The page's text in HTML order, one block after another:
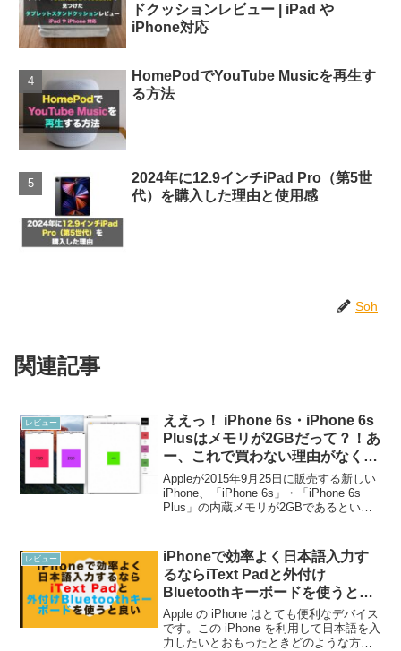
ドクッションレビュー | iPad や
iPhone対応
HomePodでYouTube Musicを再生す
る方法
2024年に12.9インチiPad Pro（第5世
代）を購入した理由と使用感
Soh
関連記事
レビュー
ええっ！ iPhone 6s・iPhone 6s
Plusはメモリが2GBだって？！あ
ー、これで買わない理由がなくな
ったわ
Appleが2015年9月25日に販売する新しい
iPhone、「iPhone 6s」・「iPhone 6s
Plus」の内蔵メモリが2GBであるという
9to5 ma...
レビュー
iPhoneで効率よく日本語入力す
るならiText Padと外付け
Bluetoothキーボードを使うと良
い
Apple の iPhone はとても便利なデバイス
です。この iPhone を利用して日本語を入
力したいとおもったときどのような方法